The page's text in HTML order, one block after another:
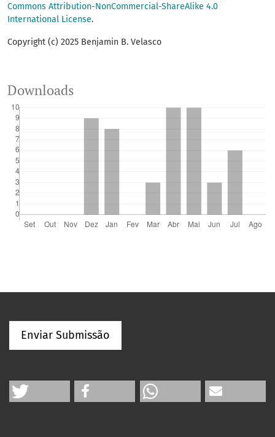
Commons Attribution-NonCommercial-ShareAlike 4.0
International License.
Copyright (c) 2025 Benjamin B. Velasco
Downloads
Enviar Submissão